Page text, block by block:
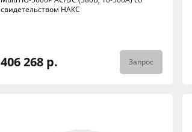
свидетельством НАКС
406 268 р. Запрос